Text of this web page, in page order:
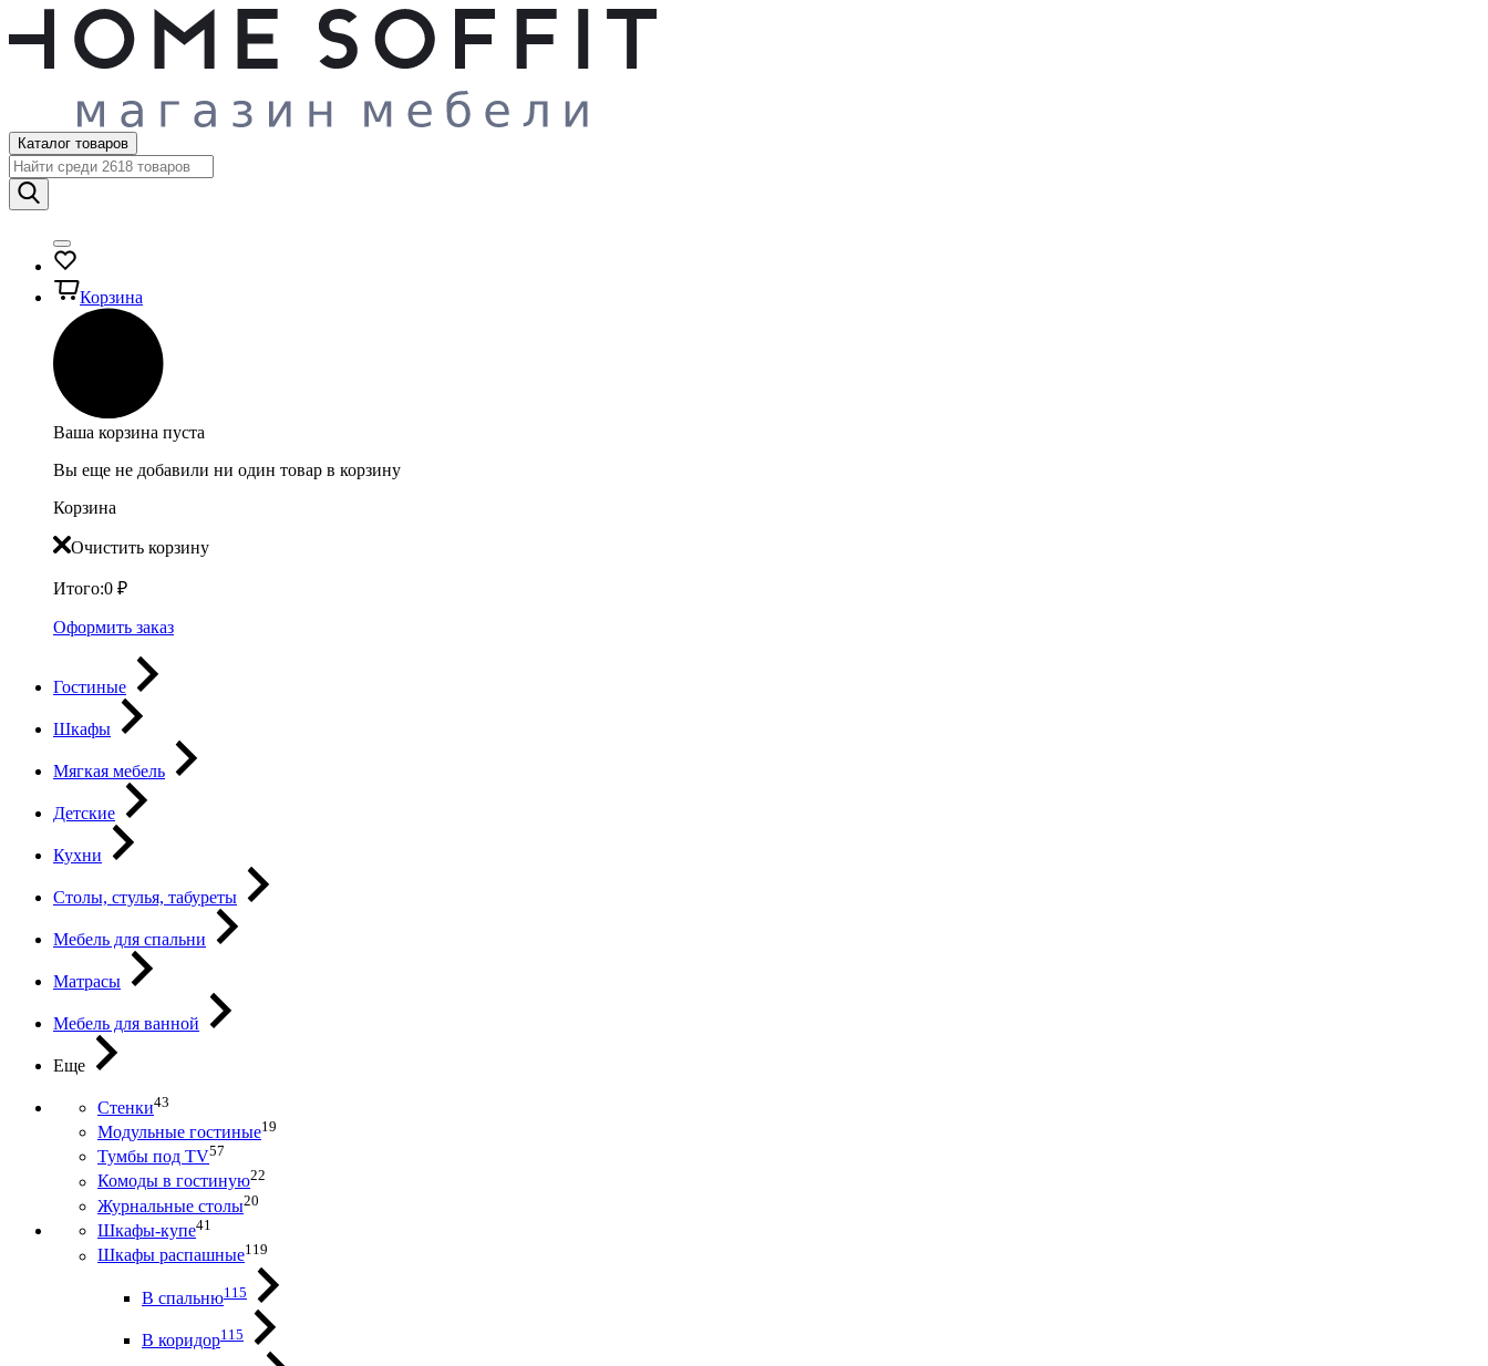
Каталог товаров
Корзина
Ваша корзина пуста
Вы еще не добавили ни один товар в корзину
Корзина
Очистить корзину
Итого:0 ₽
Оформить заказ
Гостиные
Шкафы
Мягкая мебель
Детские
Кухни
Столы, стулья, табуреты
Мебель для спальни
Матрасы
Мебель для ванной
Еще
Стенки43
Модульные гостиные19
Тумбы под ТV57
Комоды в гостиную22
Журнальные столы20
Шкафы-купе41
Шкафы распашные119
В спальню115
В коридор115